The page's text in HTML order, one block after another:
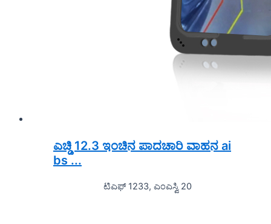
ಎಚ್ಡಿ 12.3 ಇಂಚಿನ ಪಾದಚಾರಿ ವಾಹನ ai
bs ...
ಟಿಎಫ್ 1233, ಎಂಎಸ್ವಿ 20